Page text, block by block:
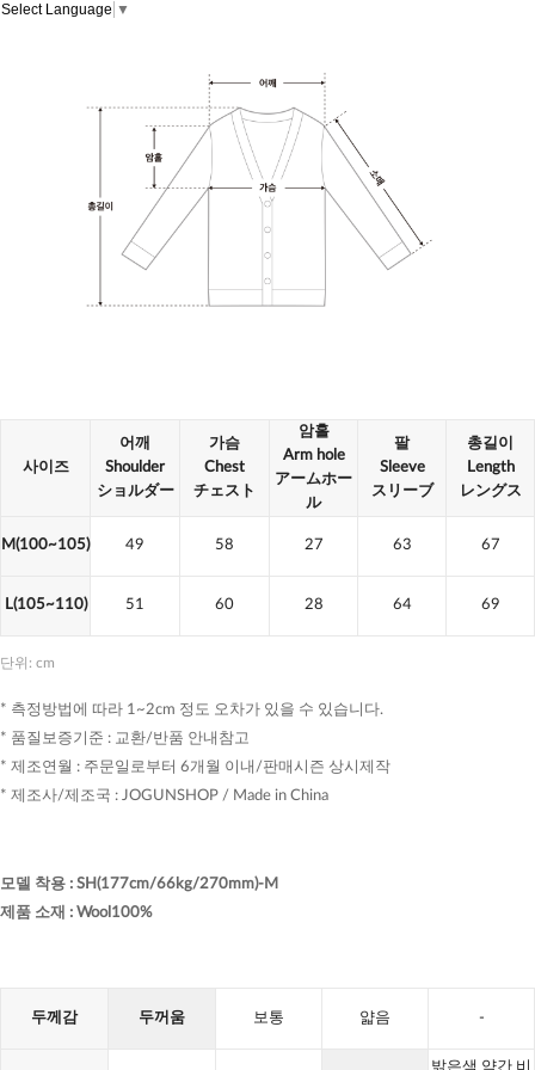
Select Language ▼
사이즈
어깨
Shoulder
ショルダー
가슴
Chest
チェスト
암홀
Arm hole
アームホー
ル
팔
Sleeve
スリーブ
총길이
Length
レングス
M(100~105) 49 58 27 63 67
L(105~110) 51 60 28 64 69
단위: cm
* 측정방법에 따라 1~2cm 정도 오차가 있을 수 있습니다.
* 품질보증기준 : 교환/반품 안내참고
* 제조연월 : 주문일로부터 6개월 이내/판매시즌 상시제작
* 제조사/제조국 : JOGUNSHOP / Made in China
모델 착용 : SH(177cm/66kg/270mm)-M
제품 소재 : Wool100%
두께감 두꺼움 보통 얇음 -